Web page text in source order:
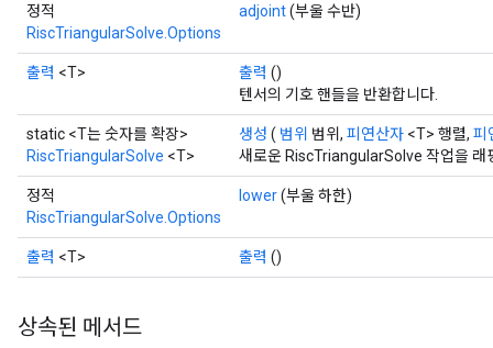
정적
RiscTriangularSolve.Options
adjoint(부울 수반)
출력 <T> 출력 ()
텐서의 기호 핸들을 반환합니다.
static <T는 숫자를 확장>
RiscTriangularSolve <T>
생성 ( 범위 범위, 피연산자 <T> 행렬, 피
새로운 RiscTriangularSolve 작업을 래
정적
RiscTriangularSolve.Options
lower(부울 하한)
출력 <T> 출력 ()
상속된 메서드